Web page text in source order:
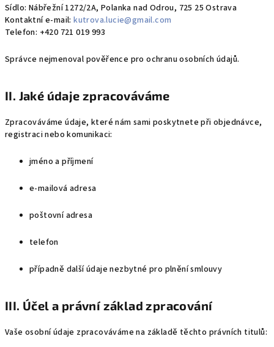
Sídlo: Nábřežní 1272/2A, Polanka nad Odrou, 725 25 Ostrava
Kontaktní e-mail:kutrova.lucie@gmail.com
Telefon: +420 721 019 993
Správce nejmenoval pověřence pro ochranu osobních údajů.
II. Jaké údaje zpracováváme
Zpracováváme údaje, které nám sami poskytnete při objednávce,
registraci nebo komunikaci:
jméno a příjmení
e-mailová adresa
poštovní adresa
telefon
případně další údaje nezbytné pro plnění smlouvy
III. Účel a právní základ zpracování
Vaše osobní údaje zpracováváme na základě těchto právních titulů: